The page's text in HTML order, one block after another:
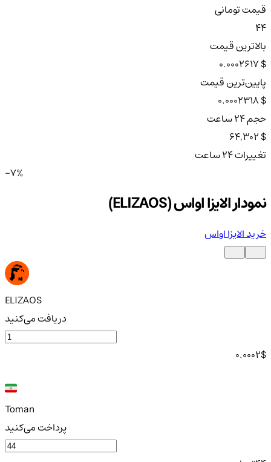
قیمت تومانی
44
بالاترین قیمت
$ 0.0002617
پایین‌ترین قیمت
$ 0.0002318
حجم ۲۴ ساعت
$ 64,302
تغییرات ۲۴ ساعت
-7%
نمودار الایزا او‌اس (ELIZAOS)
خرید الایزا او‌اس
ELIZAOS
دریافت می‌کنید
0.0002$
Toman
پرداخت می‌کنید